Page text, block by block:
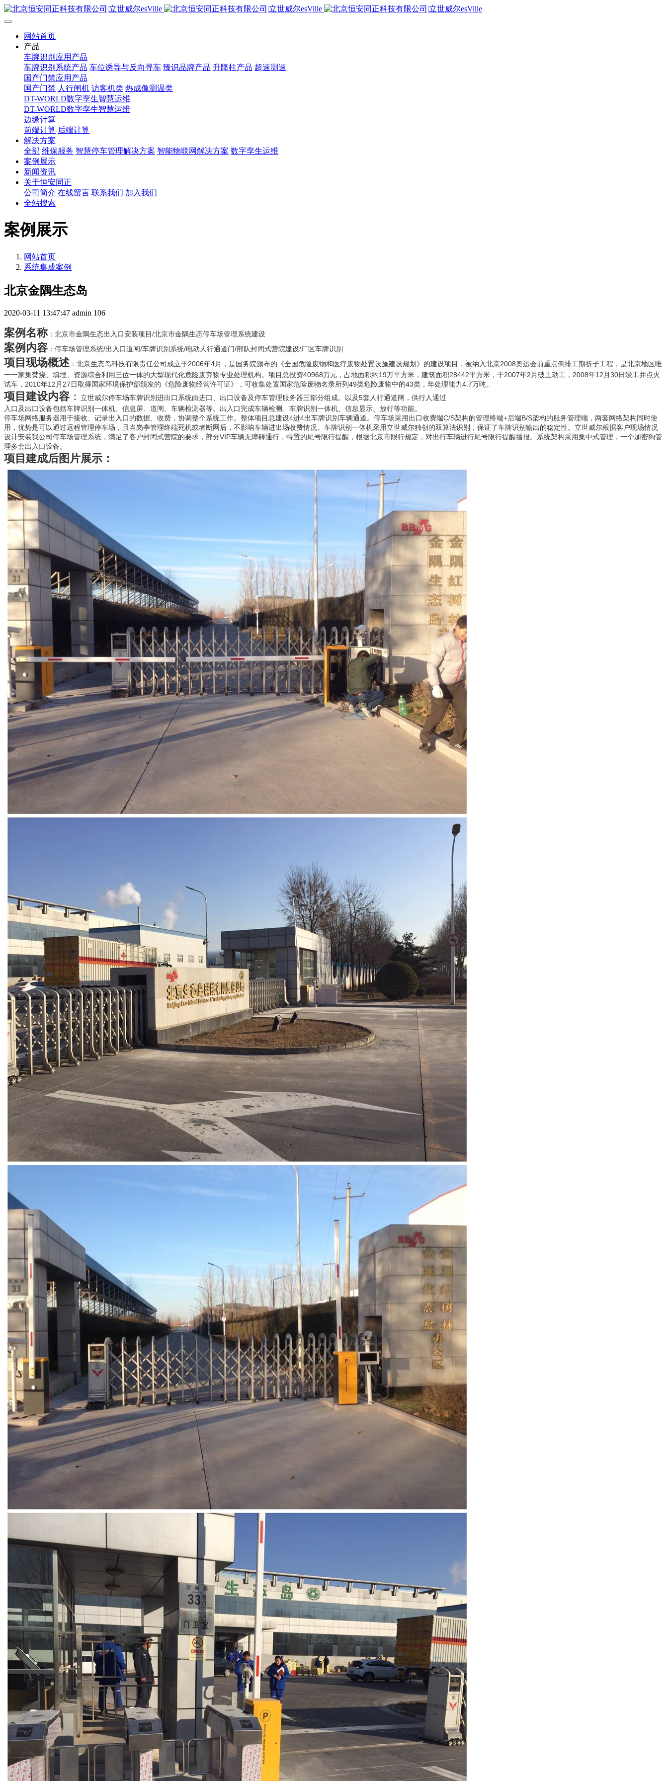
网站首页
产品
车牌识别应用产品
车牌识别系统产品 车位诱导与反向寻车 臻识品牌产品 升降柱产品 超速测速
国产门禁应用产品
国产门禁 人行闸机 访客机类 热成像测温类
DT-WORLD数字孪生智慧运维
DT-WORLD数字孪生智慧运维
边缘计算
前端计算 后端计算
解决方案
全部 维保服务 智慧停车管理解决方案 智能物联网解决方案 数字孪生运维
案例展示
新闻资讯
关于恒安同正
公司简介 在线留言 联系我们 加入我们
全站搜索
案例展示
网站首页
系统集成案例
北京金隅生态岛
2020-03-11 13:47:47 admin 106
案例名称： 北京市金隅生态出入口安装项目/北京市金隅生态停车场管理系统建设
案例内容 ： 停车场管理系统/出入口道闸/车牌识别系统/电动人行通道门/部队封闭式营院建设/厂区车牌识别
项目现场概述 ： 北京生态岛科技有限责任公司成立于2006年4月，是国务院颁布的《全国危险废物和医疗废物处置设施建设规划》的建设项目，被纳入北京2008奥运会前重点倒排工期折子工程，是北京地区唯
一一家集焚烧、填埋、资源综合利用三位一体的大型现代化危险废弃物专业处理机构。项目总投资40968万元，占地面积约19万平方米，建筑面积28442平方米，于2007年2月破土动工，2008年12月30日竣工并点火
试车，2010年12月27日取得国家环境保护部颁发的《危险废物经营许可证》，可收集处置国家危险废物名录所列49类危险废物中的43类，年处理能力4.7万吨。
项目建设内容 ：
立世威尔停车场车牌识别进出口系统由进口、出口设备及停车管理服务器三部分组成。以及5套人行通道闸，供行人通过
入口及出口设备包括车牌识别一体机、信息屏、道闸、车辆检测器等。出入口完成车辆检测、车牌识别一体机、信息显示、放行等功能。
停车场网络服务器用于接收、记录出入口的数据、收费，协调整个系统工作。整体项目总建设4进4出车牌识别车辆通道。停车场采用出口收费端C/S架构的管理终端+后端B/S架构的服务管理端，两套网络架构同时使
用，优势是可以通过远程管理停车场，且当岗亭管理终端死机或者断网后，不影响车辆进出场收费情况。车牌识别一体机采用立世威尔独创的双算法识别，保证了车牌识别输出的稳定性。 立世威尔根据客户现场情况
设计安装我公司停车场管理系统，满足了客户封闭式营院的要求，部分VIP车辆无障碍通行，特置的尾号限行提醒，根据北京市限行规定，对出行车辆进行尾号限行提醒播报。系统架构采用集中式管理，一个加密狗管
理多套出入口设备。
项目建成后图片展示：